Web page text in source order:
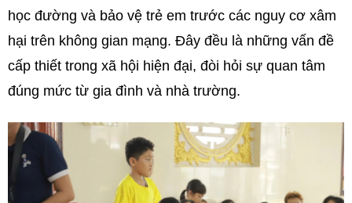
học đường và bảo vệ trẻ em trước các nguy cơ xâm
hại trên không gian mạng. Đây đều là những vấn đề
cấp thiết trong xã hội hiện đại, đòi hỏi sự quan tâm
đúng mức từ gia đình và nhà trường.